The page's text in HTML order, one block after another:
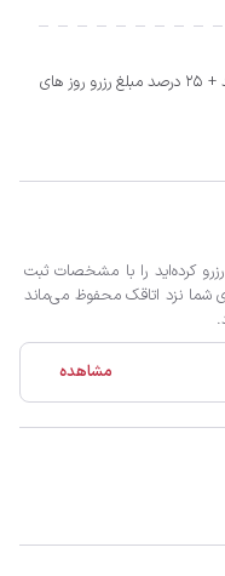
100 درصد مبلغ رزرو همان روز و سه روز بعد + 25 درصد مبلغ رزرو روز های
کرده‌اید را با مشخصات ثبت
شما نزد اتاقک محفوظ می‌ماند
مشاهده